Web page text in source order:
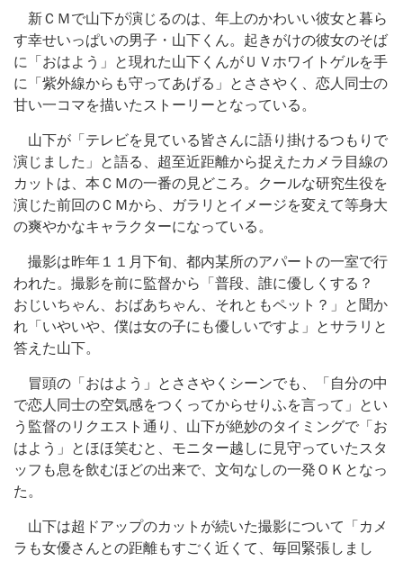
新ＣＭで山下が演じるのは、年上のかわいい彼女と暮ら
す幸せいっぱいの男子・山下くん。起きがけの彼女のそば
に「おはよう」と現れた山下くんがＵＶホワイトゲルを手
に「紫外線からも守ってあげる」とささやく、恋人同士の
甘い一コマを描いたストーリーとなっている。
山下が「テレビを見ている皆さんに語り掛けるつもりで
演じました」と語る、超至近距離から捉えたカメラ目線の
カットは、本ＣＭの一番の見どころ。クールな研究生役を
演じた前回のＣＭから、ガラリとイメージを変えて等身大
の爽やかなキャラクターになっている。
撮影は昨年１１月下旬、都内某所のアパートの一室で行
われた。撮影を前に監督から「普段、誰に優しくする？
おじいちゃん、おばあちゃん、それともペット？」と聞か
れ「いやいや、僕は女の子にも優しいですよ」とサラリと
答えた山下。
冒頭の「おはよう」とささやくシーンでも、「自分の中
で恋人同士の空気感をつくってからせりふを言って」とい
う監督のリクエスト通り、山下が絶妙のタイミングで「お
はよう」とほほ笑むと、モニター越しに見守っていたスタ
ッフも息を飲むほどの出来で、文句なしの一発ＯＫとなっ
た。
山下は超ドアップのカットが続いた撮影について「カメ
ラも女優さんとの距離もすごく近くて、毎回緊張しまし